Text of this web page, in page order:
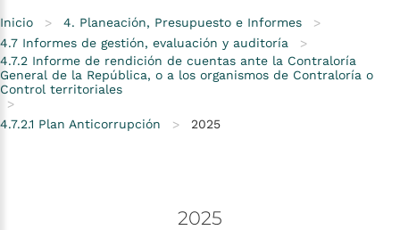
Inicio > 4. Planeación, Presupuesto e Informes
>
4.7 Informes de gestión, evaluación y auditoría
>
4.7.2 Informe de rendición de cuentas ante la Contraloría
General de la República, o a los organismos de Contraloría o
Control territoriales
>
4.7.2.1 Plan Anticorrupción
> 2025
2025